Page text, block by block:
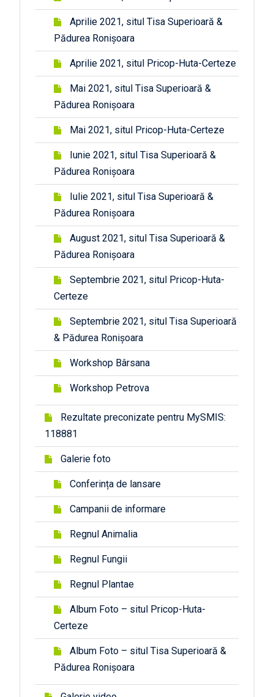
Aprilie 2021, situl Tisa Superioară &
Pădurea Ronișoara
Aprilie 2021, situl Pricop-Huta-Certeze
Mai 2021, situl Tisa Superioară &
Pădurea Ronișoara
Mai 2021, situl Pricop-Huta-Certeze
Iunie 2021, situl Tisa Superioară &
Pădurea Ronișoara
Iulie 2021, situl Tisa Superioară &
Pădurea Ronișoara
August 2021, situl Tisa Superioară &
Pădurea Ronișoara
Septembrie 2021, situl Pricop-Huta-
Certeze
Septembrie 2021, situl Tisa Superioară
& Pădurea Ronișoara
Workshop Bârsana
Workshop Petrova
Rezultate preconizate pentru MySMIS:
118881
Galerie foto
Conferința de lansare
Campanii de informare
Regnul Animalia
Regnul Fungii
Regnul Plantae
Album Foto – situl Pricop-Huta-
Certeze
Album Foto – situl Tisa Superioară &
Pădurea Ronișoara